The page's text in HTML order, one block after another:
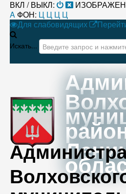
ВКЛ / ВЫКЛ:
A ФОН: Ц Ц Ц Ц
Для слабовидящих
Искать...